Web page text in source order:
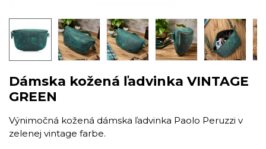
Dámska kožená ľadvinka VINTAGE
GREEN
​Výnimočná kožená dámska ľadvinka Paolo Peruzzi v
zelenej vintage farbe.